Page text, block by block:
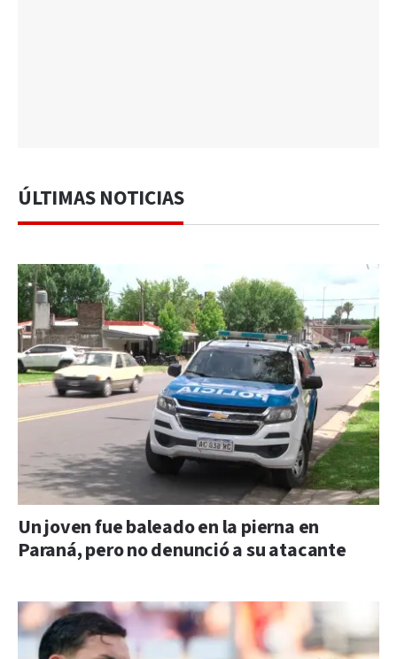
ÚLTIMAS NOTICIAS
Un joven fue baleado en la pierna en
Paraná, pero no denunció a su atacante